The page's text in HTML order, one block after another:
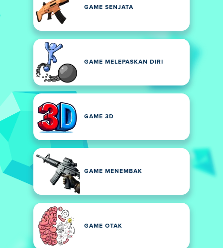
GAME SENJATA
GAME MELEPASKAN DIRI
GAME 3D
GAME MENEMBAK
GAME OTAK